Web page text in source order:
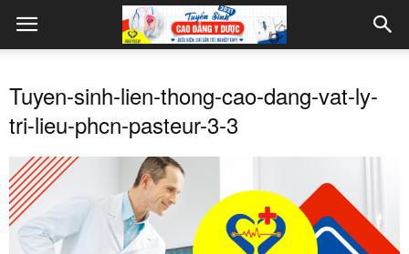
Tuyen-sinh-lien-thong-cao-dang-vat-ly-
tri-lieu-phcn-pasteur-3-3